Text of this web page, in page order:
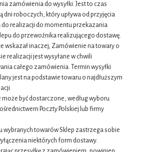
zamówienia do wysyłki. Jest to czas
dni roboczych, który upływa od przyjęcia
realizacji do momentu przekazania
do przewoźnika realizującego dostawę.
wskazał inaczej, Zamówienie na towary o
realizacji jest wysyłane w chwili
całego zamówienia. Termin wysyłki
jest na podstawie towaru o najdłuższym
być dostarczone, według wyboru
Poczty Polskiej lub firmy
wybranych towarów Sklep zastrzega sobie
niektórych form dostawy.